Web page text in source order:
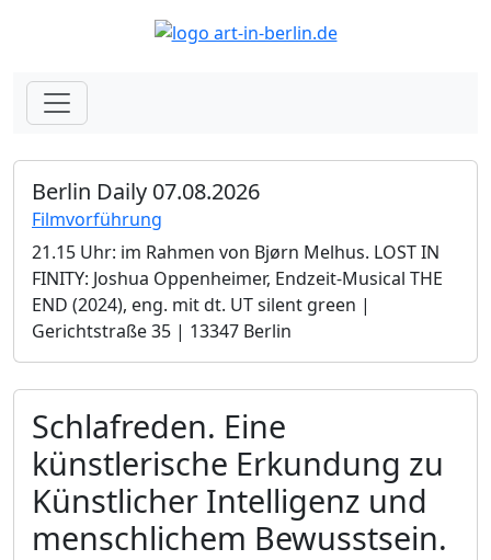
Berlin Daily 07.08.2026
Filmvorführung
21.15 Uhr: im Rahmen von Bjørn Melhus. LOST IN
FINITY: Joshua Oppenheimer, Endzeit-Musical THE
END (2024), eng. mit dt. UT silent green |
Gerichtstraße 35 | 13347 Berlin
Schlafreden. Eine
künstlerische Erkundung zu
Künstlicher Intelligenz und
menschlichem Bewusstsein.